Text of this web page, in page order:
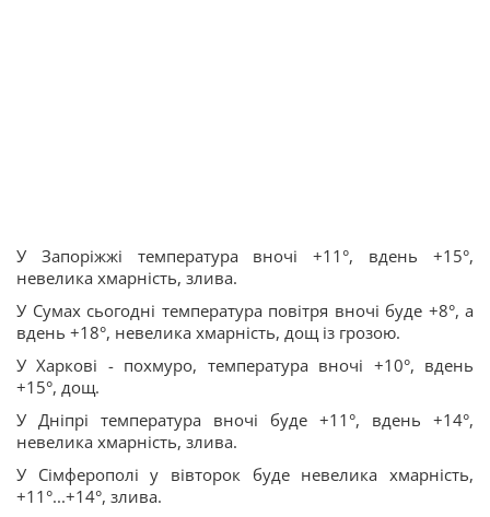
У Запоріжжі температура вночі +11°, вдень +15°,
невелика хмарність, злива.
У Сумах сьогодні температура повітря вночі буде +8°, а
вдень +18°, невелика хмарність, дощ із грозою.
У Харкові - похмуро, температура вночі +10°, вдень
+15°, дощ.
У Дніпрі температура вночі буде +11°, вдень +14°,
невелика хмарність, злива.
У Сімферополі у вівторок буде невелика хмарність,
+11°...+14°, злива.